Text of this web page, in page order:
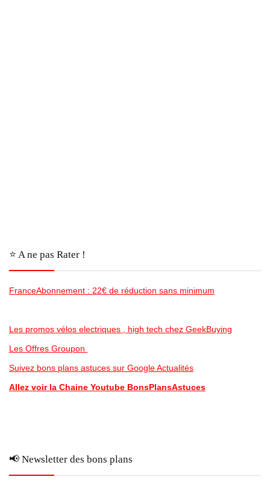
⭐️ A ne pas Rater !
FranceAbonnement : 22€ de réduction sans minimum
Les promos vélos electriques , high tech chez GeekBuying
Les Offres Groupon
Suivez bons plans astuces sur Google Actualités
Allez voir la Chaine Youtube BonsPlansAstuces
📢 Newsletter des bons plans